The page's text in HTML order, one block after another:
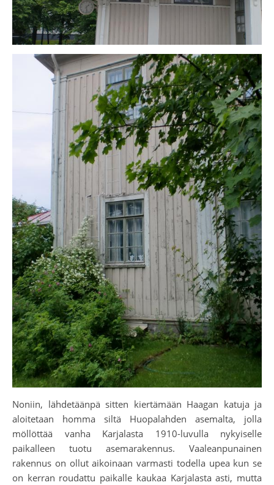
Noniin, lähdetäänpä sitten kiertämään Haagan katuja ja
aloitetaan homma siltä Huopalahden asemalta, jolla
möllöttää vanha Karjalasta 1910-luvulla nykyiselle
paikalleen tuotu asemarakennus. Vaaleanpunainen
rakennus on ollut aikoinaan varmasti todella upea kun se
on kerran roudattu paikalle kaukaa Karjalasta asti, mutta